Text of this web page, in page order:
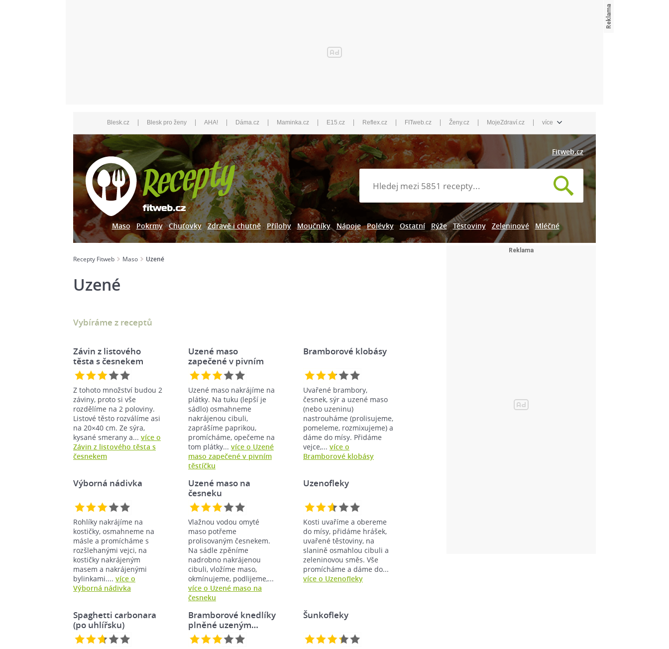
Blesk.cz | Blesk pro ženy | AHA! | Dáma.cz | Maminka.cz | E15.cz | Reflex.cz | FITweb.cz | Ženy.cz | MojeZdraví.cz | více
Fitweb.cz
Maso Pokrmy Chuťovky Zdravě i chutně Přílohy Moučníky Nápoje Polévky Ostatní Rýže Těstoviny Zeleninové Mléčné
Recepty Fitweb Maso Uzené
Uzené
Vybíráme z receptů
Závin z listového
těsta s česnekem
Z tohoto množství budou 2
záviny, proto si vše
rozdělíme na 2 poloviny.
Listové těsto rozválíme asi
na 20×40 cm. Ze sýra,
kysané smerany a... více o
Závin z listového těsta s
česnekem
Uzené maso
zapečené v pivním
těstíčku
Uzené maso nakrájíme na
plátky. Na tuku (lepší je
sádlo) osmahneme
nakrájenou cibuli,
zaprášíme paprikou,
promícháme, opečeme na
tom plátky... více o Uzené
maso zapečené v pivním
těstíčku
Bramborové klobásy
Uvařené brambory,
česnek, sýr a uzené maso
(nebo uzeninu)
nastrouháme (prolisujeme,
pomeleme, rozmixujeme) a
dáme do mísy. Přidáme
vejce,... více o
Bramborové klobásy
Výborná nádivka
Rohlíky nakrájíme na
kostičky, osmahneme na
másle a promícháme s
rozšlehanými vejci, na
kostičky nakrájeným
masem a nakrájenými
bylinkami.... více o
Výborná nádivka
Uzené maso na
česneku
Vlažnou vodou omyté
maso potřeme
prolisovaným česnekem.
Na sádle zpěníme
nadrobno nakrájenou
cibuli, vložíme maso,
okmínujeme, podlijeme,...
více o Uzené maso na
česneku
Uzenofleky
Kosti uvaříme a obereme
do mísy, přidáme hrášek,
uvařené těstoviny, na
slanině osmahlou cibuli a
zeleninovou směs. Vše
promícháme a dáme do...
více o Uzenofleky
Spaghetti carbonara
(po uhlířsku)
Bramborové knedlíky
plněné uzeným…
Šunkofleky